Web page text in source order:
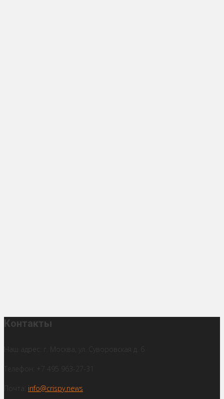
Контакты
Наш адрес: г. Москва, ул. Суворовская д. 6
Телефон: +7 495 963-27-31
Почта: info@crispy.news